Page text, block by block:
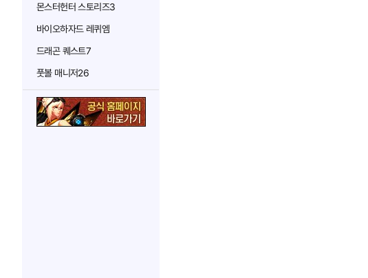
몬스터헌터 스토리즈3
바이오하자드 레퀴엠
드래곤 퀘스트7
풋볼 매니저26